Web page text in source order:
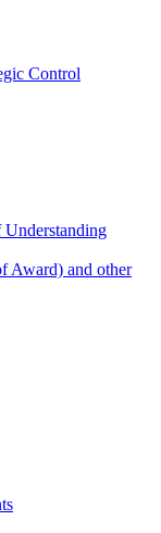
Control
Understanding
Award) and other